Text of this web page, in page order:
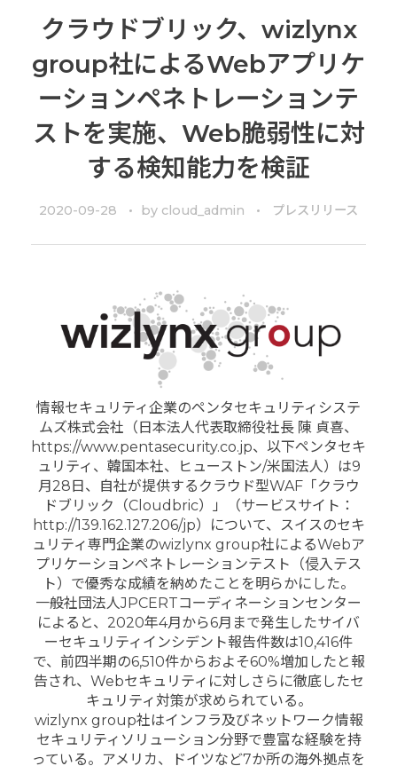
クラウドブリック、wizlynx
group社によるWebアプリケ
ーションペネトレーションテ
ストを実施、Web脆弱性に対
する検知能力を検証
2020-09-28 by cloud_admin プレスリリース
情報セキュリティ企業のペンタセキュリティシステ
ムズ株式会社（日本法人代表取締役社長 陳 貞喜、
https://www.pentasecurity.co.jp、以下ペンタセキ
ュリティ、韓国本社、ヒューストン/米国法人）は9
月28日、自社が提供するクラウド型WAF「クラウ
ドブリック（Cloudbric）」（サービスサイト：
http://139.162.127.206/jp）について、スイスのセキ
ュリティ専門企業のwizlynx group社によるWebア
プリケーションペネトレーションテスト（侵入テス
ト）で優秀な成績を納めたことを明らかにした。
一般社団法人JPCERTコーディネーションセンター
によると、2020年4月から6月まで発生したサイバ
ーセキュリティインシデント報告件数は10,416件
で、前四半期の6,510件からおよそ60%増加したと報
告され、Webセキュリティに対しさらに徹底したセ
キュリティ対策が求められている。
wizlynx group社はインフラ及びネットワーク情報
セキュリティソリューション分野で豊富な経験を持
っている。アメリカ、ドイツなど7か所の海外拠点を